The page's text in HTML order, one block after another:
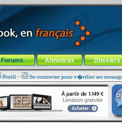
Forums Annonces Dossiers
Profil Se connecter pour v�rifier ses